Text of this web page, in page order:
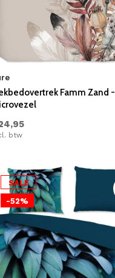
Famm Zand -
btw
SALE
-52%